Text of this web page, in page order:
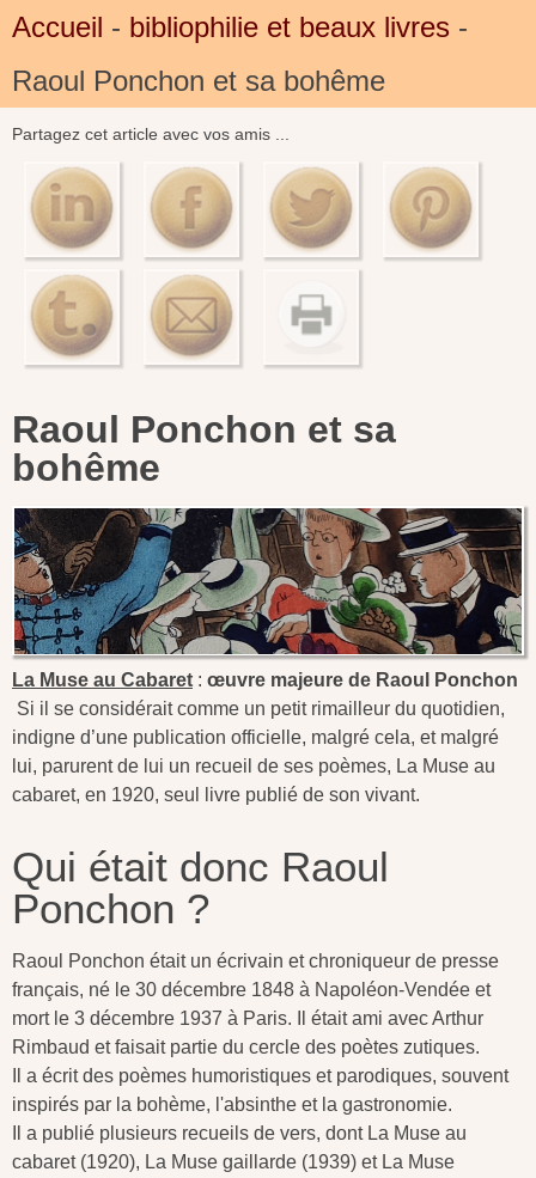
Accueil - bibliophilie et beaux livres -
Raoul Ponchon et sa bohême
Partagez cet article avec vos amis ...
Raoul Ponchon et sa
bohême
La Muse au Cabaret : œuvre majeure de Raoul Ponchon
Si il se considérait comme un petit rimailleur du quotidien,
indigne d’une publication officielle, malgré cela, et malgré
lui, parurent de lui un recueil de ses poèmes, La Muse au
cabaret, en 1920, seul livre publié de son vivant.
Qui était donc Raoul
Ponchon ?
Raoul Ponchon était un écrivain et chroniqueur de presse
français, né le 30 décembre 1848 à Napoléon-Vendée et
mort le 3 décembre 1937 à Paris. Il était ami avec Arthur
Rimbaud et faisait partie du cercle des poètes zutiques.
Il a écrit des poèmes humoristiques et parodiques, souvent
inspirés par la bohème, l'absinthe et la gastronomie.
Il a publié plusieurs recueils de vers, dont La Muse au
cabaret (1920), La Muse gaillarde (1939) et La Muse